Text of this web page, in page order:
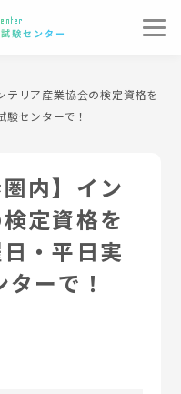
験センター
テリア産業協会の検定資格を
センターで！
内】イン
定資格を
・平日実
ーで！